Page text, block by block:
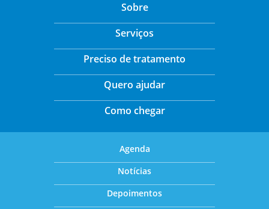
Sobre
Serviços
Preciso de tratamento
Quero ajudar
Como chegar
Agenda
Notícias
Depoimentos